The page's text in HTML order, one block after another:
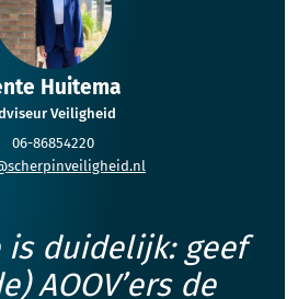
Huitema
Veiligheid
06-86854220
is duidelijk: geef
AOOV’ers de